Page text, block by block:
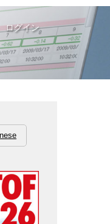
ログイン